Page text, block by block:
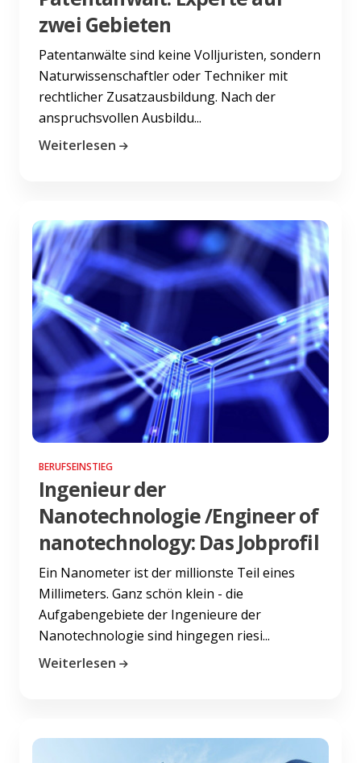
zwei Gebieten
Patentanwälte sind keine Volljuristen, sondern
Naturwissenschaftler oder Techniker mit
rechtlicher Zusatzausbildung. Nach der
anspruchsvollen Ausbildu...
Weiterlesen
BERUFSEINSTIEG
Ingenieur der
Nanotechnologie /Engineer of
nanotechnology: Das Jobprofil
Ein Nanometer ist der millionste Teil eines
Millimeters. Ganz schön klein - die
Aufgabengebiete der Ingenieure der
Nanotechnologie sind hingegen riesi...
Weiterlesen